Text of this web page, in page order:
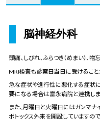
脳神経外科
頭痛、しびれ、ふらつき（めまい）、
MRI検査も診察日当日に受けること
急な症状や進行性に悪化する症状
要になる場合は富永病院と連携しま
また、月曜日と火曜日にはガンマ
ボトックス外来を開設していますの